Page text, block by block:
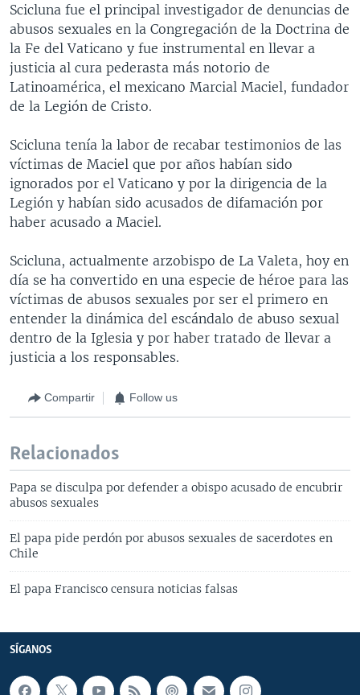
Scicluna fue el principal investigador de denuncias de
abusos sexuales en la Congregación de la Doctrina de
la Fe del Vaticano y fue instrumental en llevar a
justicia al cura pederasta más notorio de
Latinoamérica, el mexicano Marcial Maciel, fundador
de la Legión de Cristo.
Scicluna tenía la labor de recabar testimonios de las
víctimas de Maciel que por años habían sido
ignorados por el Vaticano y por la dirigencia de la
Legión y habían sido acusados de difamación por
haber acusado a Maciel.
Scicluna, actualmente arzobispo de La Valeta, hoy en
día se ha convertido en una especie de héroe para las
víctimas de abusos sexuales por ser el primero en
entender la dinámica del escándalo de abuso sexual
dentro de la Iglesia y por haber tratado de llevar a
justicia a los responsables.
Compartir Follow us
Relacionados
Papa se disculpa por defender a obispo acusado de encubrir
abusos sexuales
El papa pide perdón por abusos sexuales de sacerdotes en
Chile
El papa Francisco censura noticias falsas
SÍGANOS